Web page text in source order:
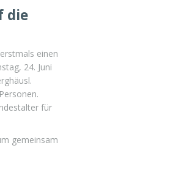
die
einen
24. Juni
für
gemeinsam